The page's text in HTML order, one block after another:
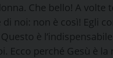
Che bello! A volte
noi: non è così! Egli
è
Ecco perché Gesù è